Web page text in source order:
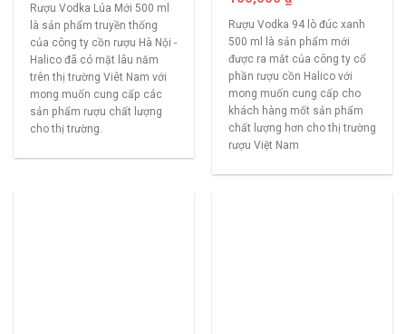
Rượu Vodka Lúa Mới 500 ml
là sản phẩm truyền thống
của công ty cồn rượu Hà Nội -
Halico đã có mặt lâu năm
trên thị trường Viêt Nam với
mong muốn cung cấp các
sản phẩm rượu chất lượng
cho thị trường.
Rượu Vodka 94 lò đúc xanh
500 ml là sản phẩm mới
được ra mắt của công ty cổ
phần rượu cồn Halico với
mong muốn cung cấp cho
khách hàng mốt sản phẩm
chất lượng hơn cho thị trường
rượu Việt Nam